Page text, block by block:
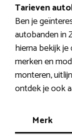
Tarieven
Ben je
autobanden in
hierna bekijk
merken en
monteren,
ontdek je ook
Merk